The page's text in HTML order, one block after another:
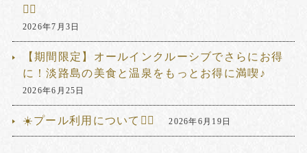
🏊‍♂️
2026年7月3日
【期間限定】オールインクルーシブでさらにお得
に！淡路島の美食と温泉をもっとお得に満喫♪
2026年6月25日
☀️プール利用について🏊‍♂️ 2026年6月19日